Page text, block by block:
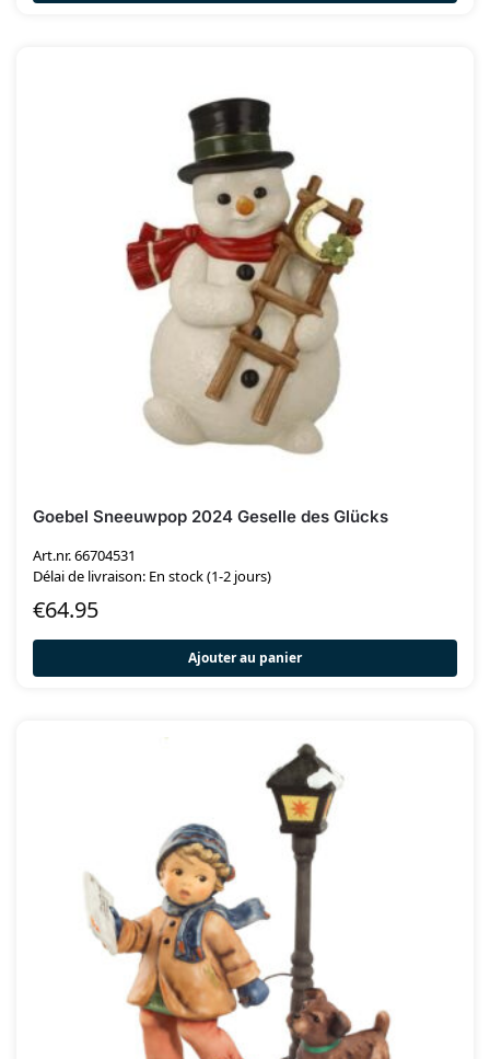
Goebel Sneeuwpop 2024 Geselle des Glücks
Art.nr. 66704531
Délai de livraison: En stock (1-2 jours)
€64.95
Ajouter au panier